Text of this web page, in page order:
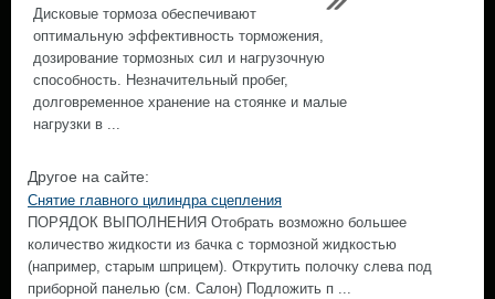
Дисковые тормоза обеспечивают
оптимальную эффективность торможения,
дозирование тормозных сил и нагрузочную
способность. Незначительный пробег,
долговременное хранение на стоянке и малые
нагрузки в ...
Другое на сайте:
Снятие главного цилиндра сцепления
ПОРЯДОК ВЫПОЛНЕНИЯ Отобрать возможно большее
количество жидкости из бачка с тормозной жидкостью
(например, старым шприцем). Открутить полочку слева под
приборной панелью (см. Салон) Подложить п ...